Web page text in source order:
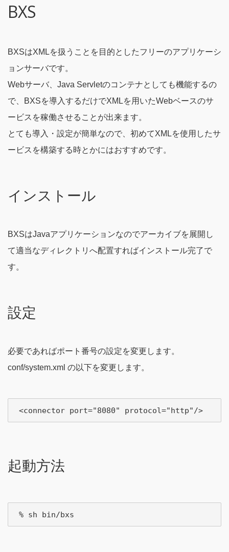
BXS
BXSはXMLを扱うことを目的としたフリーのアプリケーシ
ョンサーバです。
Webサーバ、Java Servletのコンテナとしても機能するの
で、BXSを導入するだけでXMLを用いたWebベースのサ
ービスを稼働させることが出来ます。
とても導入・設定が簡単なので、初めてXMLを使用したサ
ービスを構築する時とかにはおすすめです。
インストール
BXSはJavaアプリケーションなのでアーカイブを展開し
て適当なディレクトリへ配置すればインストール完了で
す。
設定
必要であればポート番号の設定を変更します。
conf/system.xml の以下を変更します。
<connector port="8080" protocol="http"/>
起動方法